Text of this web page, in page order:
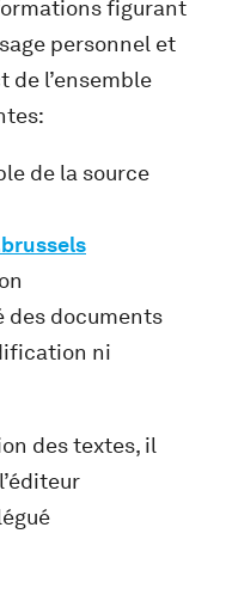
figurant
personnel et
de l’ensemble
de la source
des documents
ni
des textes, il